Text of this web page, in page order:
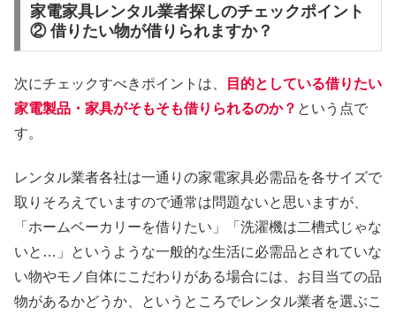
家電家具レンタル業者探しのチェックポイント
② 借りたい物が借りられますか？
次にチェックすべきポイントは、
目的としている借りたい
家電製品・家具がそもそも借りられるのか？ という点で
す。
レンタル業者各社は一通りの家電家具必需品を各サイズで
取りそろえていますので通常は問題ないと思いますが、
「ホームベーカリーを借りたい」「洗濯機は二槽式じゃな
いと…」というような一般的な生活に必需品とされていな
い物やモノ自体にこだわりがある場合には、お目当ての品
物があるかどうか、というところでレンタル業者を選ぶこ